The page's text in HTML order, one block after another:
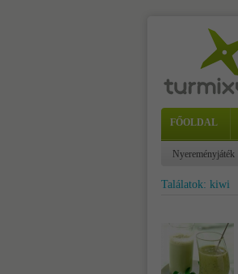
FŐOLDAL
Nyereményjáték
Találatok: kiwi